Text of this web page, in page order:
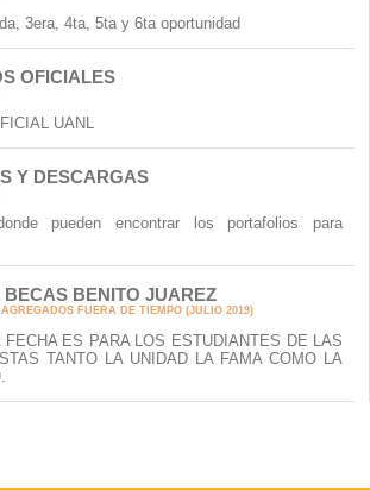
3era, 4ta, 5ta y 6ta oportunidad
OFICIALES
UANL
Y DESCARGAS
pueden encontrar los portafolios para
BECAS BENITO JUAREZ
FUERA DE TIEMPO (JULIO 2019)
FECHA ES PARA LOS ESTUDIANTES DE LAS
TANTO LA UNIDAD LA FAMA COMO LA